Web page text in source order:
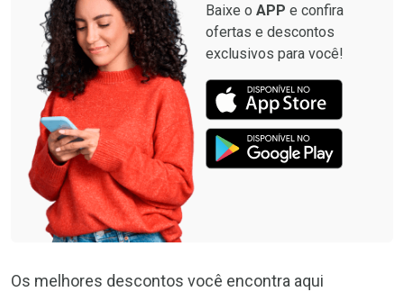
Baixe o APP e confira
ofertas e descontos
exclusivos para você!
Os melhores descontos você encontra aqui